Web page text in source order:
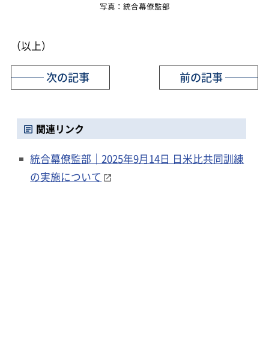
写真：統合幕僚監部
（以上）
前の記事
次の記事
関連リンク
統合幕僚監部｜2025年9月14日 日米比共同訓練
の実施について